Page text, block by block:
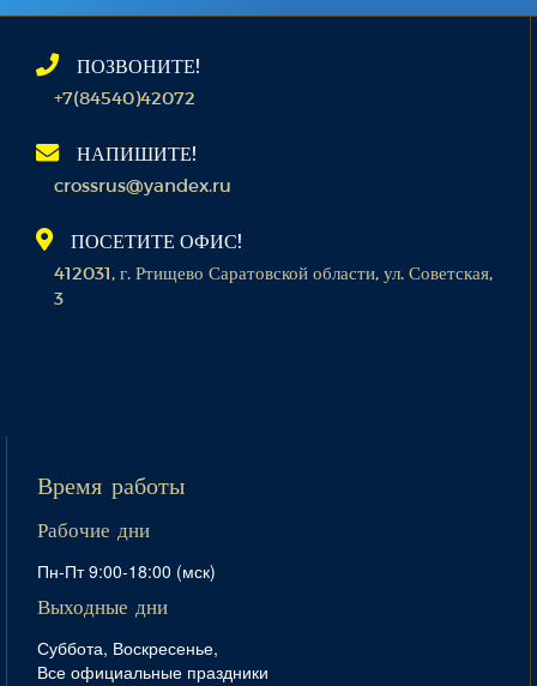
ПОЗВОНИТЕ!
+7(84540)42072
НАПИШИТЕ!
crossrus@yandex.ru
ПОСЕТИТЕ ОФИС!
412031, г. Ртищево Саратовской области, ул. Советская,
3
Время работы
Рабочие дни
Пн-Пт 9:00-18:00 (мск)
Выходные дни
Суббота, Воскресенье,
Все официальные праздники